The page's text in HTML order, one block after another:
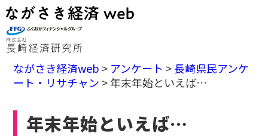
ながさき経済web > アンケート >長崎県民アンケ
ート・リサチャン >年末年始といえば…
年末年始といえば…